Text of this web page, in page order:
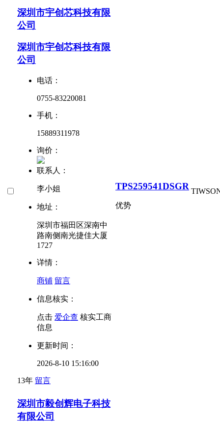
深圳市宇创芯科技有限
公司
深圳市宇创芯科技有限
公司
电话：
0755-83220081
手机：
15889311978
询价：
联系人：
李小姐
地址：
深圳市福田区深南中
路南侧南光捷佳大厦
1727
详情：
商铺 留言
信息核实：
点击 爱企查 核实工商
信息
更新时间：
2026-8-10 15:16:00
13年 留言
TPS259541DSGR
优势
TI
深圳市毅创辉电子科技
有限公司